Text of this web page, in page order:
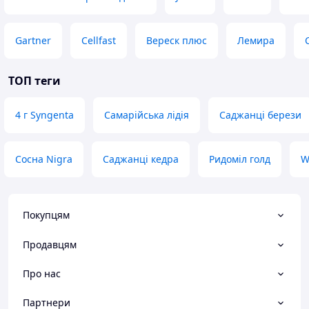
Gartner Cellfast Вереск плюс Лемира
ТОП теги
4 г Syngenta Самарійська лідія Саджанці берези
Сосна Nigra Саджанці кедра Ридоміл голд
Покупцям
Продавцям
Про нас
Партнери